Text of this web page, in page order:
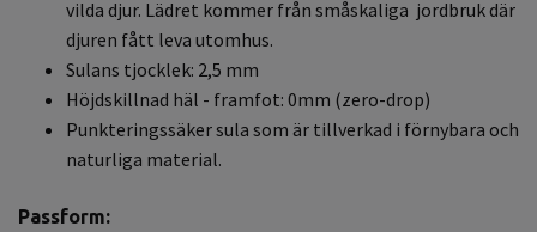
vilda djur. Lädret kommer från småskaliga jordbruk där
djuren fått leva utomhus.
Sulans tjocklek: 2,5 mm
Höjdskillnad häl - framfot: 0mm (zero-drop)
Punkteringssäker sula som är tillverkad i förnybara och
naturliga material.
Passform: